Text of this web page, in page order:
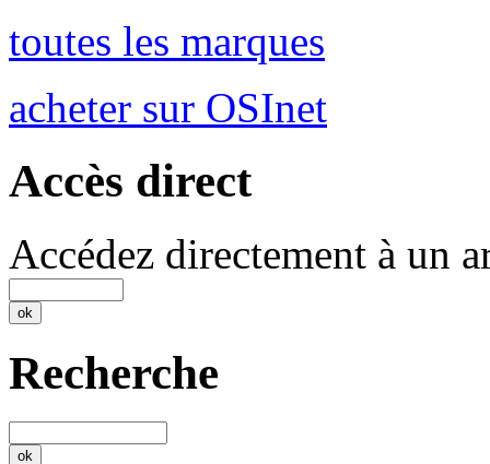
toutes les marques
acheter sur OSInet
Accès direct
Accédez directement à un
Recherche